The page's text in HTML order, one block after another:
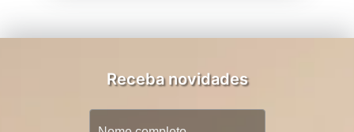
Receba novidades